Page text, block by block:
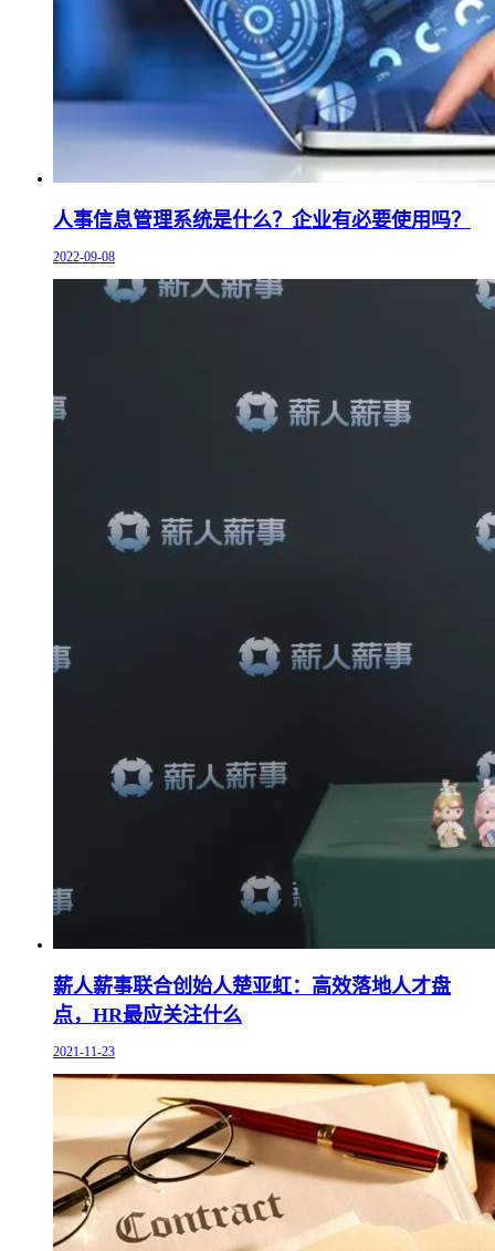
人事信息管理系统是什么？企业有必要使用吗？
2022-09-08
薪人薪事联合创始人楚亚虹：高效落地人才盘
点，HR最应关注什么
2021-11-23